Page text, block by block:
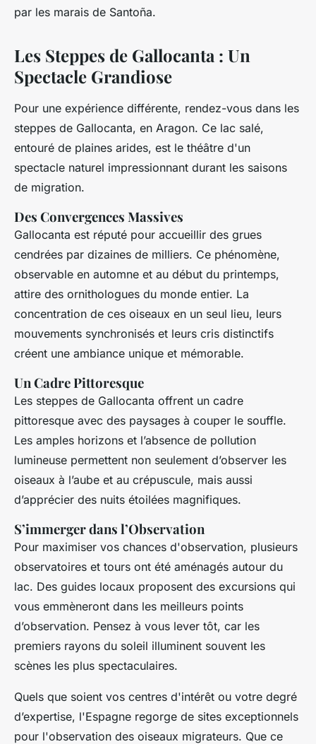
par les marais de Santoña.
Les Steppes de Gallocanta : Un
Spectacle Grandiose
Pour une expérience différente, rendez-vous dans les
steppes de Gallocanta, en Aragon. Ce lac salé,
entouré de plaines arides, est le théâtre d'un
spectacle naturel impressionnant durant les saisons
de migration.
Des Convergences Massives
Gallocanta est réputé pour accueillir des grues
cendrées par dizaines de milliers. Ce phénomène,
observable en automne et au début du printemps,
attire des ornithologues du monde entier. La
concentration de ces oiseaux en un seul lieu, leurs
mouvements synchronisés et leurs cris distinctifs
créent une ambiance unique et mémorable.
Un Cadre Pittoresque
Les steppes de Gallocanta offrent un cadre
pittoresque avec des paysages à couper le souffle.
Les amples horizons et l’absence de pollution
lumineuse permettent non seulement d’observer les
oiseaux à l’aube et au crépuscule, mais aussi
d’apprécier des nuits étoilées magnifiques.
S’immerger dans l’Observation
Pour maximiser vos chances d'observation, plusieurs
observatoires et tours ont été aménagés autour du
lac. Des guides locaux proposent des excursions qui
vous emmèneront dans les meilleurs points
d’observation. Pensez à vous lever tôt, car les
premiers rayons du soleil illuminent souvent les
scènes les plus spectaculaires.
Quels que soient vos centres d'intérêt ou votre degré
d’expertise, l'Espagne regorge de sites exceptionnels
pour l'observation des oiseaux migrateurs. Que ce